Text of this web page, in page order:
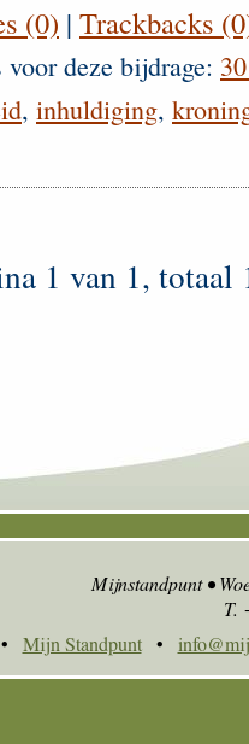
(0) | Trackbacks
voor deze bijdrage:
, inhuldiging,
1 van 1,
Mijnstandpunt •
T.
• Mijn Standpunt •